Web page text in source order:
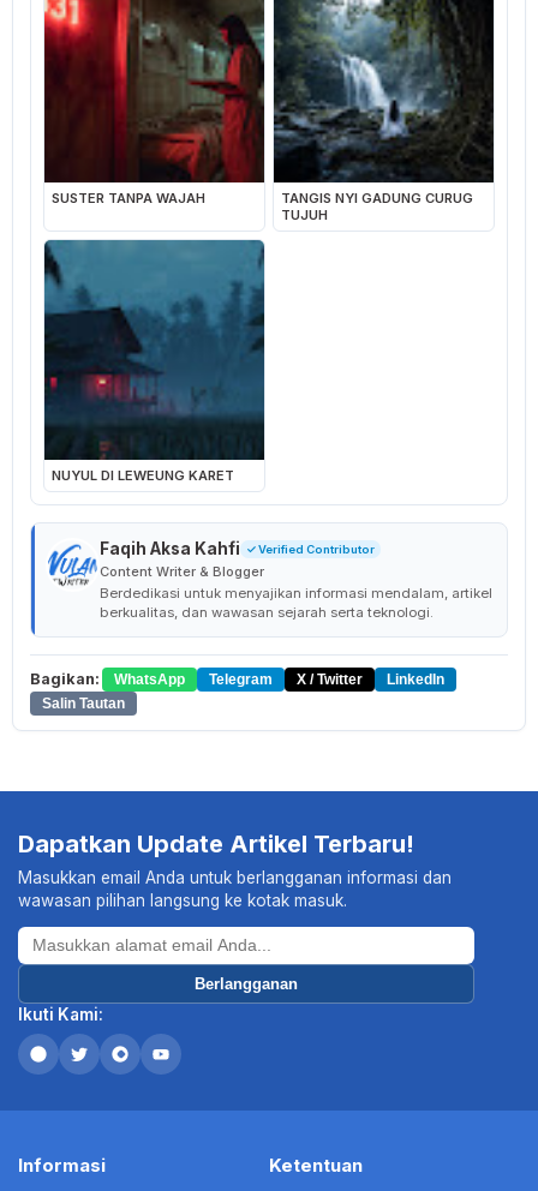
SUSTER TANPA WAJAH
TANGIS NYI GADUNG CURUG
TUJUH
NUYUL DI LEWEUNG KARET
Faqih Aksa Kahfi ✓ Verified Contributor
Content Writer & Blogger
Berdedikasi untuk menyajikan informasi mendalam, artikel
berkualitas, dan wawasan sejarah serta teknologi.
Bagikan: WhatsApp Telegram X / Twitter
LinkedIn
Salin Tautan
Dapatkan Update Artikel Terbaru!
Masukkan email Anda untuk berlangganan informasi dan
wawasan pilihan langsung ke kotak masuk.
Berlangganan
Ikuti Kami:
Informasi Ketentuan